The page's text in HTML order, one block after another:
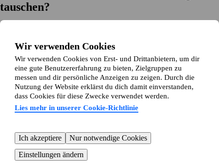
Wir verwenden Cookies
Wir verwenden Cookies von Erst- und Drittanbietern, um dir
eine gute Benutzererfahrung zu bieten, Zielgruppen zu
messen und dir persönliche Anzeigen zu zeigen. Durch die
Nutzung der Website erklärst du dich damit einverstanden,
dass Cookies für diese Zwecke verwendet werden.
Lies mehr in unserer Cookie-Richtlinie
Ich akzeptiere
Nur notwendige Cookies
Einstellungen ändern
tauschen?
Einfache Registrierung in 2 Minuten
Jetzt gratis loslegen
Loslegen
Jetzt gratis loslegen Anzeigen suchenAnmelden
Mehr lesen
Neuigkeiten und Tipps
Über Wohnungsswap.de
Kundenservice
Hilfe
E-Mail-Adresse:info@wohnungsswap.de